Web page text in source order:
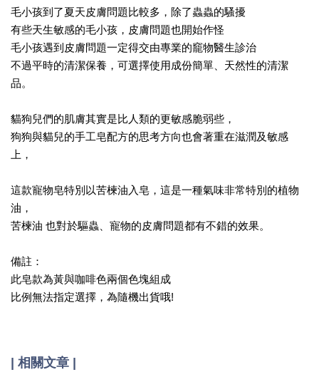
毛小孩到了夏天皮膚問題比較多，除了蟲蟲的騷擾
有些天生敏感的毛小孩，皮膚問題也開始作怪
毛小孩遇到皮膚問題一定得交由專業的竉物醫生診治
不過平時的清潔保養，可選擇使用成份簡單、天然性的清潔
品。
貓狗兒們的肌膚其實是比人類的更敏感脆弱些，
狗狗與貓兒的手工皂配方的思考方向也會著重在滋潤及敏感
上，
這款寵物皂特別以苦楝油入皂，這是一種氣味非常特別的植物
油，
苦楝油 也對於驅蟲、寵物的皮膚問題都有不錯的效果。
備註：
此皂款為黃與咖啡色兩個色塊組成
比例無法指定選擇，為隨機出貨哦!
| 相關文章 |